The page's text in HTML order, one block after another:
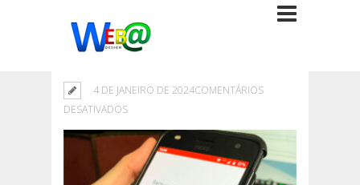
4 DE JANEIRO DE 2024COMENTÁRIOS
DESATIVADOSEM